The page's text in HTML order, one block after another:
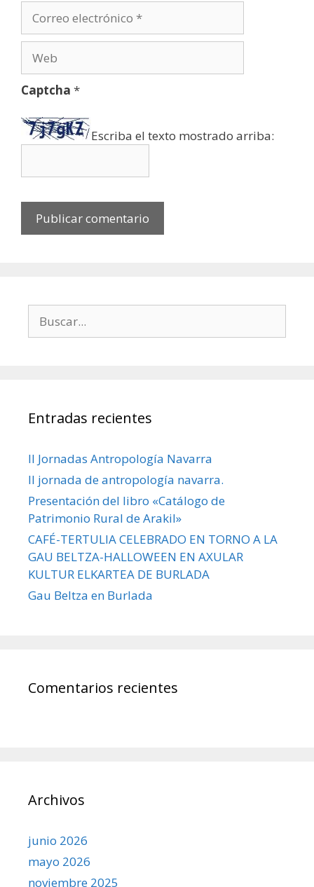
electrónico
Captcha *
Escriba el texto mostrado arriba:
Entradas recientes
II Jornadas Antropología Navarra
II jornada de antropología navarra.
Presentación del libro «Catálogo de
Patrimonio Rural de Arakil»
CAFÉ-TERTULIA CELEBRADO EN TORNO A LA
GAU BELTZA-HALLOWEEN EN AXULAR
KULTUR ELKARTEA DE BURLADA
Gau Beltza en Burlada
Comentarios recientes
Archivos
junio 2026
mayo 2026
noviembre 2025